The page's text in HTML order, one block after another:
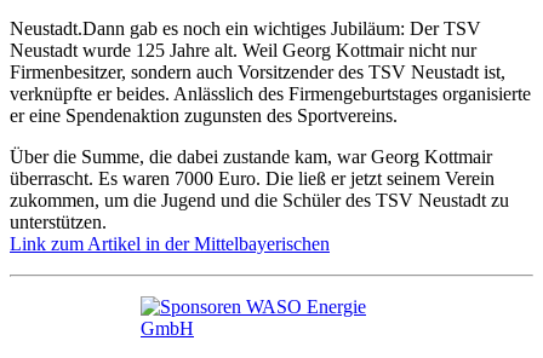
Neustadt.Dann gab es noch ein wichtiges Jubiläum: Der TSV
Neustadt wurde 125 Jahre alt. Weil Georg Kottmair nicht nur
Firmenbesitzer, sondern auch Vorsitzender des TSV Neustadt ist,
verknüpfte er beides. Anlässlich des Firmengeburtstages organisierte
er eine Spendenaktion zugunsten des Sportvereins.
Über die Summe, die dabei zustande kam, war Georg Kottmair
überrascht. Es waren 7000 Euro. Die ließ er jetzt seinem Verein
zukommen, um die Jugend und die Schüler des TSV Neustadt zu
unterstützen.
Link zum Artikel in der Mittelbayerischen